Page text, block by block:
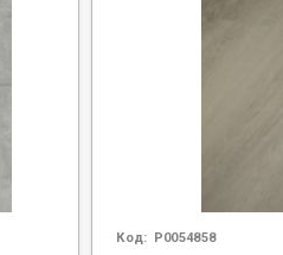
Код: Р0054858